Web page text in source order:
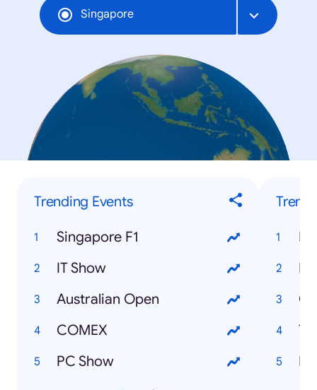
Singapore
Trending Events
Singapore F1
IT Show
Australian Open
COMEX
PC Show